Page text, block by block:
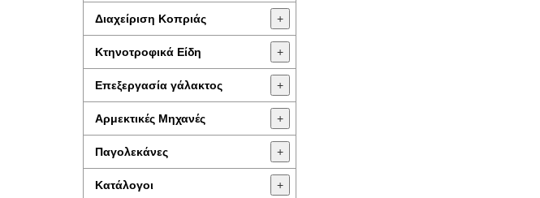
Διαχείριση Κοπριάς +
Κτηνοτροφικά Είδη +
Επεξεργασία γάλακτος +
Aρμεκτικές Μηχανές +
Παγολεκάνες +
Κατάλογοι +